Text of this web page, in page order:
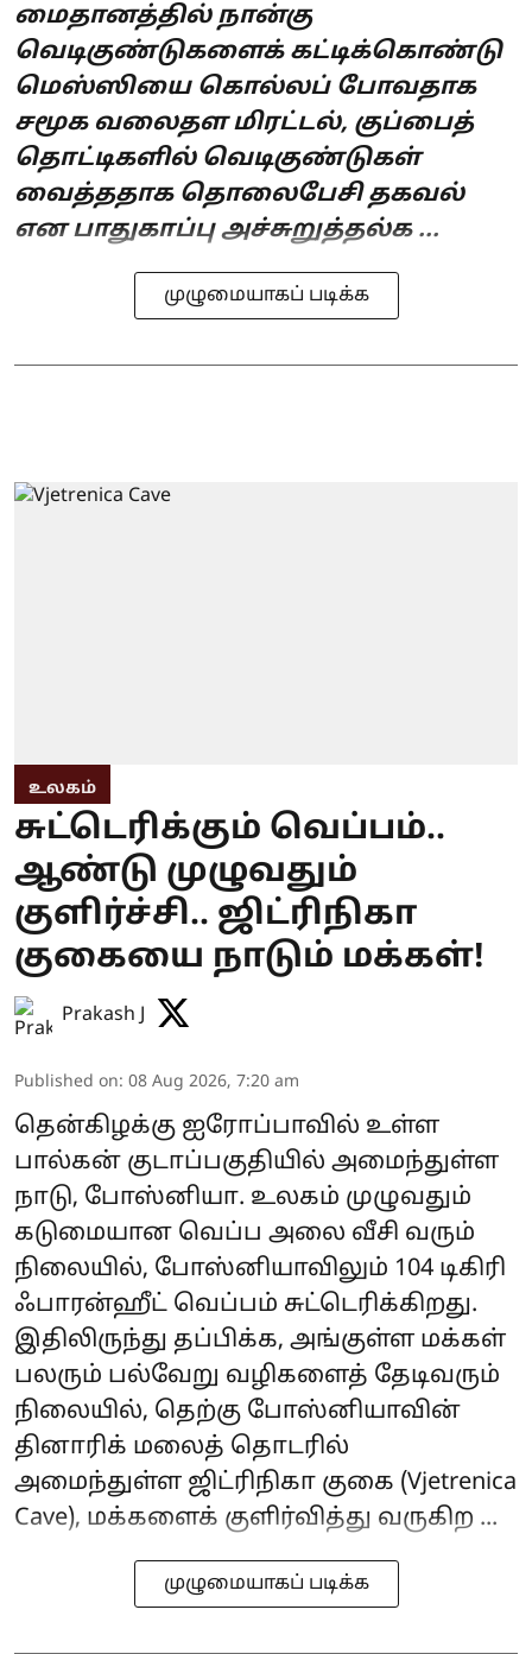
மைதானத்தில் நான்கு
வெடிகுண்டுகளைக் கட்டிக்கொண்டு
மெஸ்ஸியை கொல்லப் போவதாக
சமூக வலைதள மிரட்டல், குப்பைத்
தொட்டிகளில் வெடிகுண்டுகள்
வைத்ததாக தொலைபேசி தகவல்
என பாதுகாப்பு அச்சுறுத்தல்க ...
முழுமையாகப் படிக்க
உலகம்
சுட்டெரிக்கும் வெப்பம்..
ஆண்டு முழுவதும்
குளிர்ச்சி.. ஜிட்ரிநிகா
குகையை நாடும் மக்கள்!
Prakash J
Published on: 08 Aug 2026, 7:20 am
தென்கிழக்கு ஐரோப்பாவில் உள்ள
பால்கன் குடாப்பகுதியில் அமைந்துள்ள
நாடு, போஸ்னியா. உலகம் முழுவதும்
கடுமையான வெப்ப அலை வீசி வரும்
நிலையில், போஸ்னியாவிலும் 104 டிகிரி
ஃபாரன்ஹீட் வெப்பம் சுட்டெரிக்கிறது.
இதிலிருந்து தப்பிக்க, அங்குள்ள மக்கள்
பலரும் பல்வேறு வழிகளைத் தேடிவரும்
நிலையில், தெற்கு போஸ்னியாவின்
தினாரிக் மலைத் தொடரில்
அமைந்துள்ள ஜிட்ரிநிகா குகை (Vjetrenica
Cave), மக்களைக் குளிர்வித்து வருகிற ...
முழுமையாகப் படிக்க